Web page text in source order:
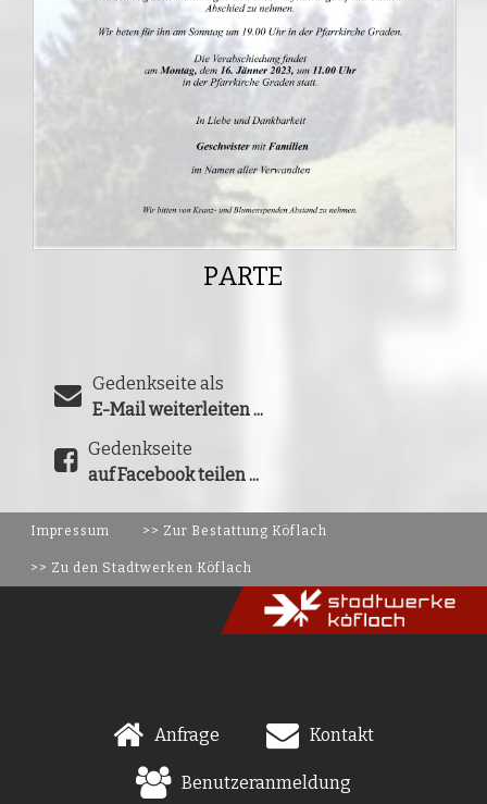
PARTE
Gedenkseite als
E-Mail weiterleiten ...
Gedenkseite
auf Facebook teilen ...
Impressum >> Zur Bestattung Köflach
>> Zu den Stadtwerken Köflach
Anfrage Kontakt
Benutzeranmeldung